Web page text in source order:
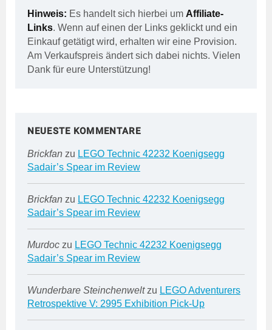
Hinweis: Es handelt sich hierbei um Affiliate-
Links. Wenn auf einen der Links geklickt und ein
Einkauf getätigt wird, erhalten wir eine Provision.
Am Verkaufspreis ändert sich dabei nichts. Vielen
Dank für eure Unterstützung!
NEUESTE KOMMENTARE
Brickfan zu LEGO Technic 42232 Koenigsegg
Sadair’s Spear im Review
Brickfan zu LEGO Technic 42232 Koenigsegg
Sadair’s Spear im Review
Murdoc zu LEGO Technic 42232 Koenigsegg
Sadair’s Spear im Review
Wunderbare Steinchenweltzu LEGO Adventurers
Retrospektive V: 2995 Exhibition Pick-Up